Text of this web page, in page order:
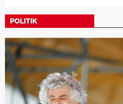
POLITIK